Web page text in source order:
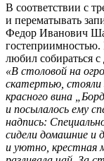
В соответствии с
и перематывать
Федор Иванович
гостеприимностью.
любил собираться с
«В столовой на
скатертью, стояли
красного вина
и посылалось ему
надпись:
сидели домашние и
и уютно, крестная